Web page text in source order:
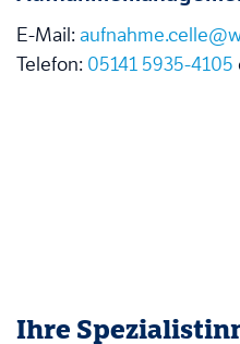
E-Mail:
Telefon: 05141 5935-4105
Ihre